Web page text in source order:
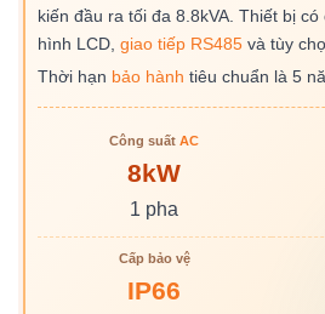
kiến đầu ra tối đa 8.8kVA. Thiết bị có
hình LCD, giao tiếp RS485và tùy
Thời hạn bảo hành tiêu chuẩn là 5
Công suấtAC
8kW
1 pha
Cấp bảo vệ
IP66